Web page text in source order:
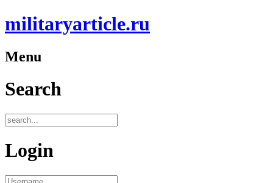
militaryarticle.ru
Menu
Search
Login